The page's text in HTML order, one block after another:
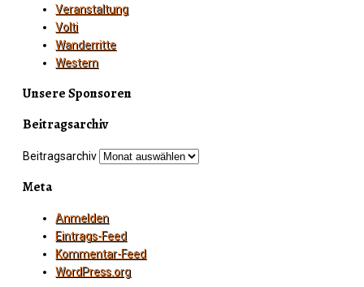
Veranstaltung
Volti
Wanderritte
Western
Unsere Sponsoren
Beitragsarchiv
Beitragsarchiv
Meta
Anmelden
Eintrags-Feed
Kommentar-Feed
WordPress.org